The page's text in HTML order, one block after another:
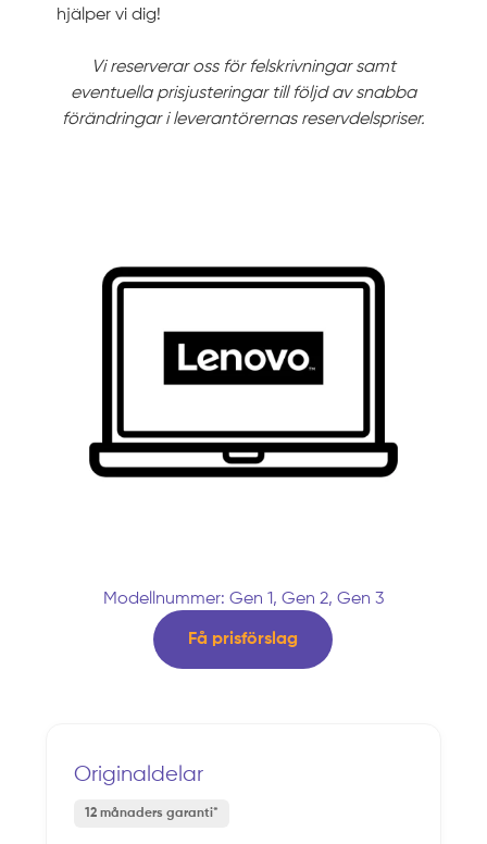
hjälper vi dig!
Vi reserverar oss för felskrivningar samt
eventuella prisjusteringar till följd av snabba
förändringar i leverantörernas reservdelspriser.
Modellnummer: Gen 1, Gen 2, Gen 3
Få prisförslag
Originaldelar
12 månaders garanti*